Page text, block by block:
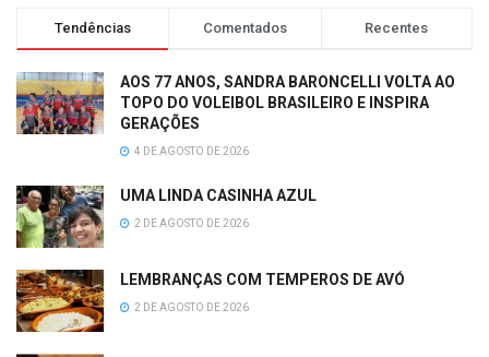
Tendências Comentados Recentes
AOS 77 ANOS, SANDRA BARONCELLI VOLTA AO
TOPO DO VOLEIBOL BRASILEIRO E INSPIRA
GERAÇÕES
4 DE AGOSTO DE 2026
UMA LINDA CASINHA AZUL
2 DE AGOSTO DE 2026
LEMBRANÇAS COM TEMPEROS DE AVÓ
2 DE AGOSTO DE 2026